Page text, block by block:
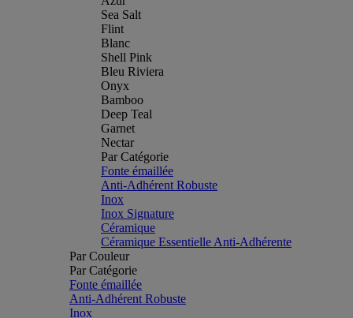
Sea Salt
Flint
Blanc
Shell Pink
Bleu Riviera
Onyx
Bamboo
Deep Teal
Garnet
Nectar
Par Catégorie
Fonte émaillée
Anti-Adhérent Robuste
Inox
Inox Signature
Céramique
Céramique Essentielle Anti-Adhérente
Par Couleur
Par Catégorie
Fonte émaillée
Anti-Adhérent Robuste
Inox